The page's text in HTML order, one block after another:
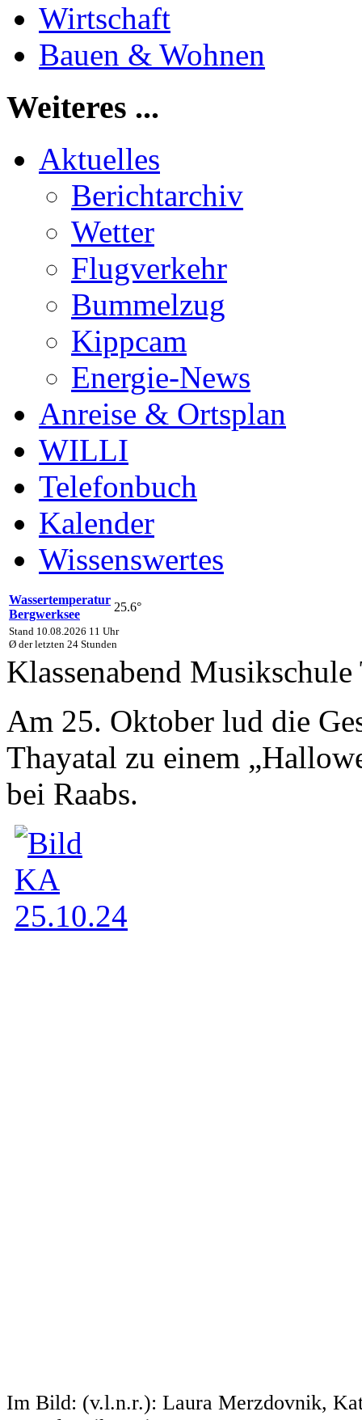
Wirtschaft
Bauen & Wohnen
Weiteres ...
Aktuelles
Berichtarchiv
Wetter
Flugverkehr
Bummelzug
Kippcam
Energie-News
Anreise & Ortsplan
WILLI
Telefonbuch
Kalender
Wissenswertes
Wassertemperatur
Bergwerksee
25.6°
Stand 10.08.2026 11 Uhr
Ø der letzten 24 Stunden
Klassenabend
Am 25. Oktober lud die
Thayatal zu einem
bei Raabs.
Im Bild: (v.l.n.r.): Laura Merzdovnik,